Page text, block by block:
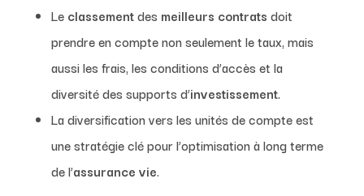
Le classementdes meilleurs contrats doit
prendre en compte non seulement le taux, mais
aussi les frais, les conditions d’accès et la
diversité des supports d’investissement.
La diversification vers les unités de compte est
une stratégie clé pour l’optimisation à long terme
de l’assurance vie.